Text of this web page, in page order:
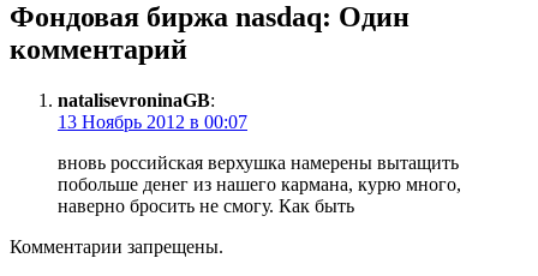
Фондовая биржа nasdaq: Один
комментарий
natalisevroninaGB:
13 Ноябрь 2012 в 00:07
вновь российская верхушка намерены вытащить
побольше денег из нашего кармана, курю много,
наверно бросить не смогу. Как быть
Комментарии запрещены.